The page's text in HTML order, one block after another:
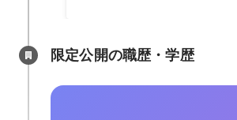
限定公開の職歴・学歴